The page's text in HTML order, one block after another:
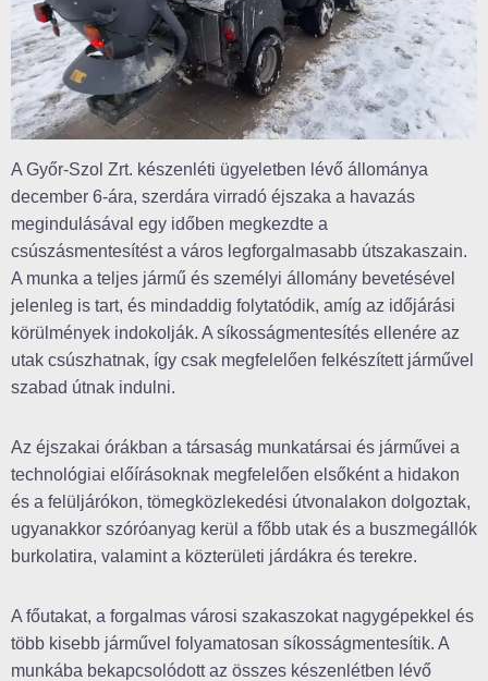
A Győr-Szol Zrt. készenléti ügyeletben lévő állománya
december 6-ára, szerdára virradó éjszaka a havazás
megindulásával egy időben megkezdte a
csúszásmentesítést a város legforgalmasabb útszakaszain.
A munka a teljes jármű és személyi állomány bevetésével
jelenleg is tart, és mindaddig folytatódik, amíg az időjárási
körülmények indokolják. A síkosságmentesítés ellenére az
utak csúszhatnak, így csak megfelelően felkészített járművel
szabad útnak indulni.
Az éjszakai órákban a társaság munkatársai és járművei a
technológiai előírásoknak megfelelően elsőként a hidakon
és a felüljárókon, tömegközlekedési útvonalakon dolgoztak,
ugyanakkor szóróanyag kerül a főbb utak és a buszmegállók
burkolatira, valamint a közterületi járdákra és terekre.
A főutakat, a forgalmas városi szakaszokat nagygépekkel és
több kisebb járművel folyamatosan síkosságmentesítik. A
munkába bekapcsolódott az összes készenlétben lévő